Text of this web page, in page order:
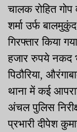
चालक रोहित
शर्मा उर्फ
गिरफ्तार किया
हजार रुपये नकद
पिठौरिया,
थाना में कई
अंचल पुलिस
प्रभारी दीपेश